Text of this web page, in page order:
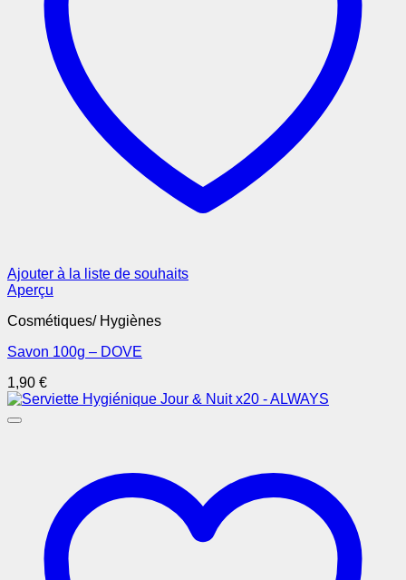
Ajouter à la liste de souhaits
Aperçu
Cosmétiques/ Hygiènes
Savon 100g – DOVE
1,90 €